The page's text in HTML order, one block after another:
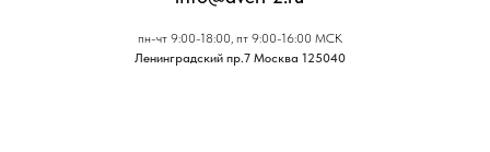
пн-чт 9:00-18:00, пт 9:00-16:00 МСК
Ленинградский пр.7 Москва 125040